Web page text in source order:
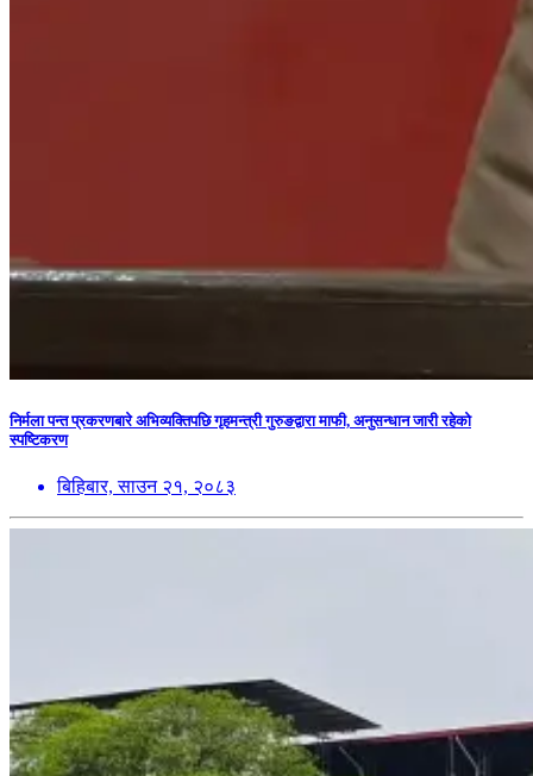
निर्मला पन्त प्रकरणबारे अभिव्यक्तिपछि गृहमन्त्री गुरुङद्वारा माफी, अनुसन्धान जारी रहेको
स्पष्टिकरण
बिहिबार, साउन २१, २०८३